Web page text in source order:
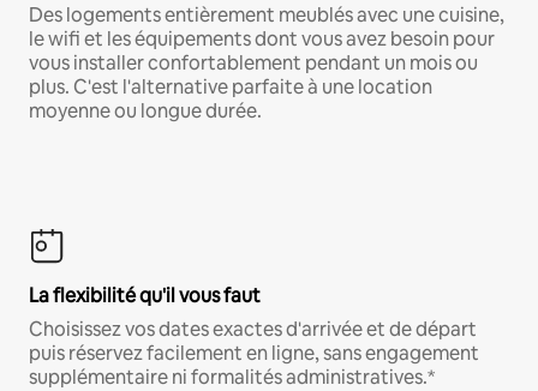
Des logements entièrement meublés avec une cuisine,
le wifi et les équipements dont vous avez besoin pour
vous installer confortablement pendant un mois ou
plus. C'est l'alternative parfaite à une location
moyenne ou longue durée.
La flexibilité qu'il vous faut
Choisissez vos dates exactes d'arrivée et de départ
puis réservez facilement en ligne, sans engagement
supplémentaire ni formalités administratives.*